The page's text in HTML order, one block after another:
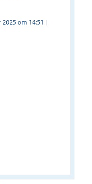
om 14:51 |